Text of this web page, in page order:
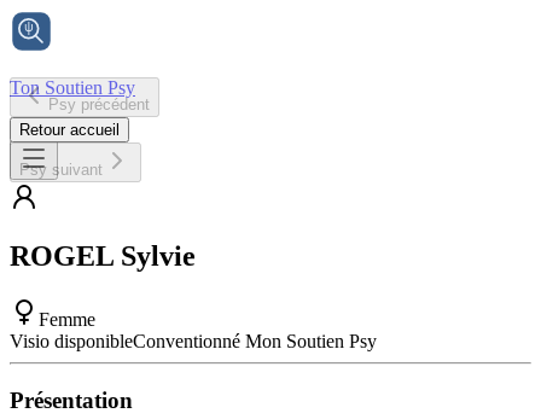
Ton Soutien Psy
Accueil
Psy précédent
Retour accueil
Psy suivant
ROGEL Sylvie
Femme
Visio disponibleConventionné Mon Soutien Psy
Présentation